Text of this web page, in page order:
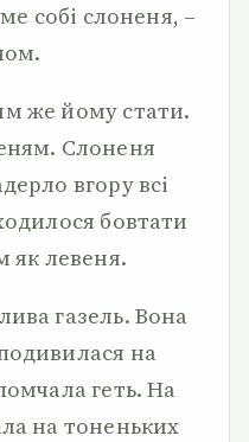
собі слоненя, –
же йому стати.
Слоненя
вгору всі
бовтати
як левеня.
газель. Вона
на
геть. На
на тоненьких